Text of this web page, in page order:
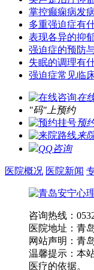
掌控癫痫病发
多重强迫症有
表现各异的抑
强迫症的预防
失眠的调理有
强迫症常见临
在
"码"上预约
预
来
QQ咨询
医院概况 医院新闻
咨询热线：
医院地址：青
网站声明：青
温馨提示：本
医疗的依据。